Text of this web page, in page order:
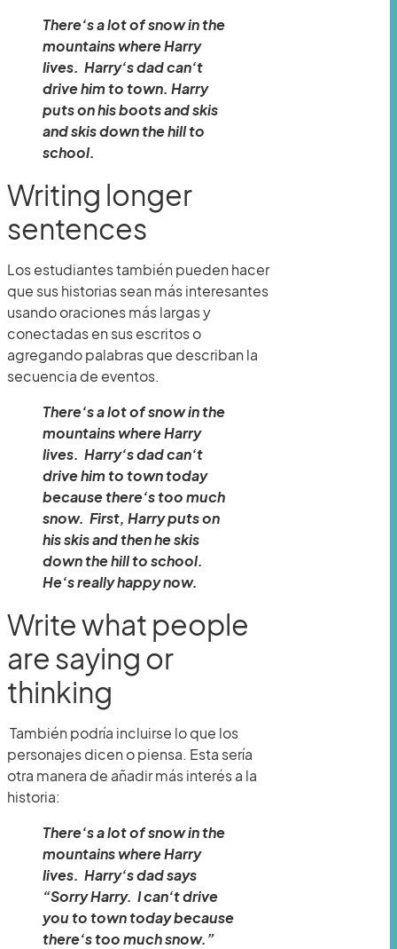
There’s a lot of snow in the
mountains where Harry
lives. Harry’s dad can’t
drive him to town. Harry
puts on his boots and skis
and skis down the hill to
school.
Writing longer
sentences
Los estudiantes también pueden hacer
que sus historias sean más interesantes
usando oraciones más largas y
conectadas en sus escritos o
agregando palabras que describan la
secuencia de eventos.
There’s a lot of snow in the
mountains where Harry
lives. Harry’s dad can’t
drive him to town today
because there’s too much
snow. First, Harry puts on
his skis and then he skis
down the hill to school.
He’s really happy now.
Write what people
are saying or
thinking
También podría incluirse lo que los
personajes dicen o piensa. Esta sería
otra manera de añadir más interés a la
historia:
There’s a lot of snow in the
mountains where Harry
lives. Harry’s dad says
“Sorry Harry. I can’t drive
you to town today because
there’s too much snow.”